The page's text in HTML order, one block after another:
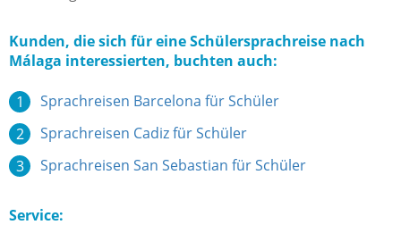
Kunden, die sich für eine Schülersprachreise nach
Málaga interessierten, buchten auch:
Sprachreisen Barcelona für Schüler
Sprachreisen Cadiz für Schüler
Sprachreisen San Sebastian für Schüler
Service: